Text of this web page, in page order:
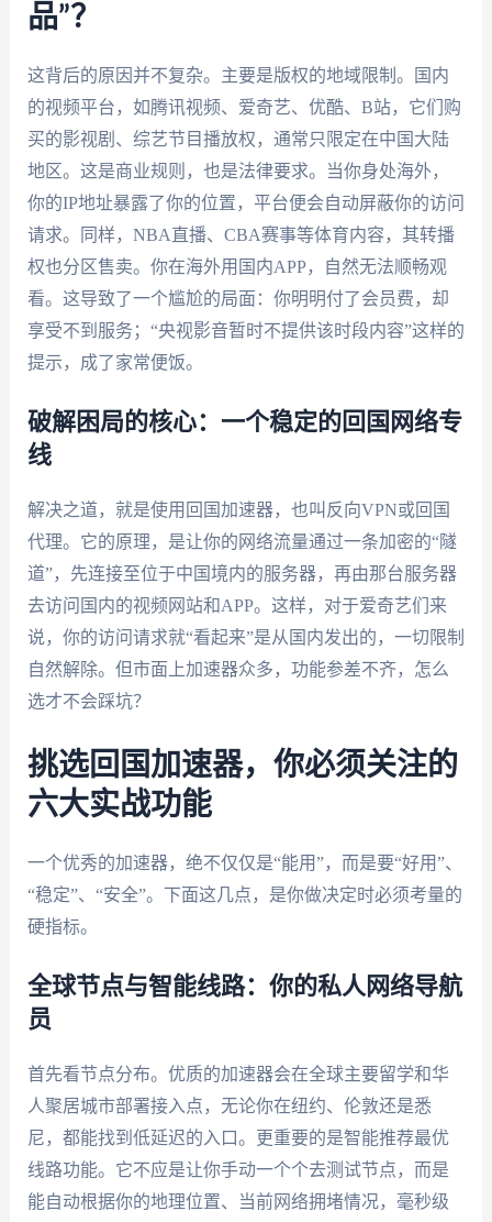
品”？
这背后的原因并不复杂。主要是版权的地域限制。国内
的视频平台，如腾讯视频、爱奇艺、优酷、B站，它们购
买的影视剧、综艺节目播放权，通常只限定在中国大陆
地区。这是商业规则，也是法律要求。当你身处海外，
你的IP地址暴露了你的位置，平台便会自动屏蔽你的访问
请求。同样，NBA直播、CBA赛事等体育内容，其转播
权也分区售卖。你在海外用国内APP，自然无法顺畅观
看。这导致了一个尴尬的局面：你明明付了会员费，却
享受不到服务；“央视影音暂时不提供该时段内容”这样的
提示，成了家常便饭。
破解困局的核心：一个稳定的回国网络专
线
解决之道，就是使用回国加速器，也叫反向VPN或回国
代理。它的原理，是让你的网络流量通过一条加密的“隧
道”，先连接至位于中国境内的服务器，再由那台服务器
去访问国内的视频网站和APP。这样，对于爱奇艺们来
说，你的访问请求就“看起来”是从国内发出的，一切限制
自然解除。但市面上加速器众多，功能参差不齐，怎么
选才不会踩坑？
挑选回国加速器，你必须关注的
六大实战功能
一个优秀的加速器，绝不仅仅是“能用”，而是要“好用”、
“稳定”、“安全”。下面这几点，是你做决定时必须考量的
硬指标。
全球节点与智能线路：你的私人网络导航
员
首先看节点分布。优质的加速器会在全球主要留学和华
人聚居城市部署接入点，无论你在纽约、伦敦还是悉
尼，都能找到低延迟的入口。更重要的是智能推荐最优
线路功能。它不应是让你手动一个个去测试节点，而是
能自动根据你的地理位置、当前网络拥堵情况，毫秒级